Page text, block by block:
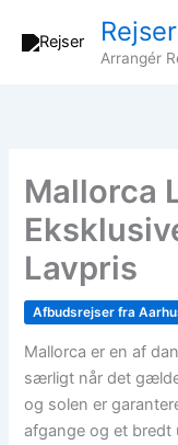
Rejser
Arrangér
Mallorca
Lavpris
Afbudsrejser fra
Mallorca er en af
særligt når det
og solen er
afgange og et bredt